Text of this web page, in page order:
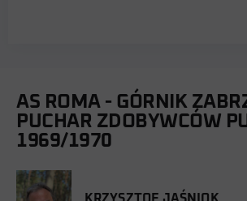
AS ROMA - GÓRNIK
PUCHAR ZDOBYWCÓW
1969/1970